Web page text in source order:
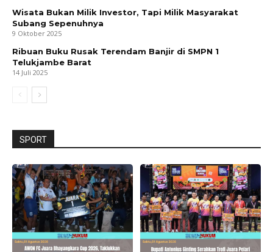
Wisata Bukan Milik Investor, Tapi Milik Masyarakat
Subang Sepenuhnya
9 Oktober 2025
Ribuan Buku Rusak Terendam Banjir di SMPN 1
Telukjambe Barat
14 Juli 2025
SPORT